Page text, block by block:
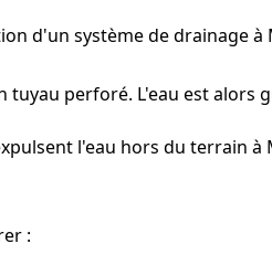
d'un système de drainage
perforé. L'eau est alors
l'eau hors du terrain à
: